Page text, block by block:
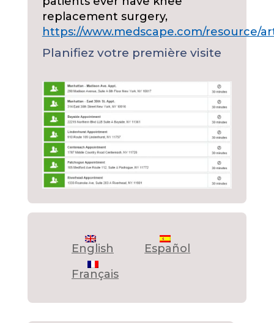
replacement surgery,
https://www.medscape.com/resource/
Planifiez votre première visite
English
Español
Français